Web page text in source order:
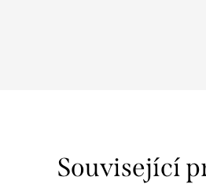
Související